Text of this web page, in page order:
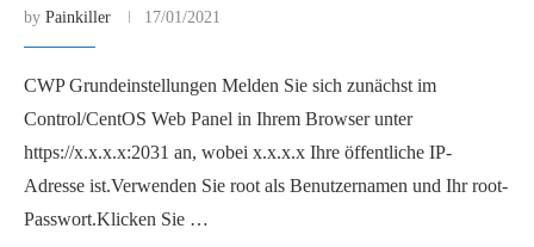
by Painkiller 17/01/2021
CWP Grundeinstellungen Melden Sie sich zunächst im
Control/CentOS Web Panel in Ihrem Browser unter
https://x.x.x.x:2031 an, wobei x.x.x.x Ihre öffentliche IP-
Adresse ist.Verwenden Sie root als Benutzernamen und Ihr root-
Passwort.Klicken Sie …